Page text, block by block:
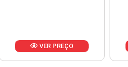
VER PREÇO